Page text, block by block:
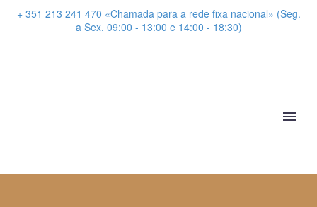
+ 351 213 241 470 «Chamada para a rede fixa nacional» (Seg.
a Sex. 09:00 - 13:00 e 14:00 - 18:30)